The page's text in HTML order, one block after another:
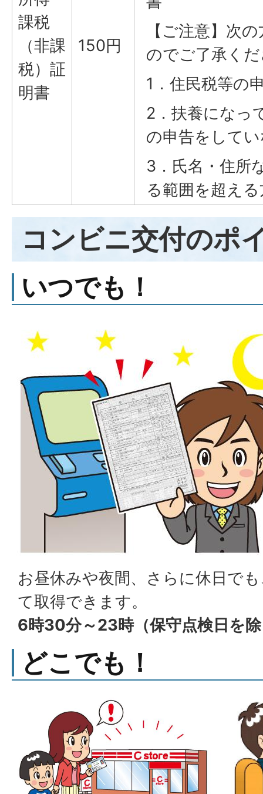
課税
（非課
税）証
明書
150円
【ご注意】次
のでご了承く
1．住民税等の
2．扶養になっ
の申告をして
3．氏名・住所
る範囲を超え
コンビニ交付のポ
いつでも！
お昼休みや夜間、さらに休日で
て取得できます。
6時30分～23時（保守点検日を
どこでも！